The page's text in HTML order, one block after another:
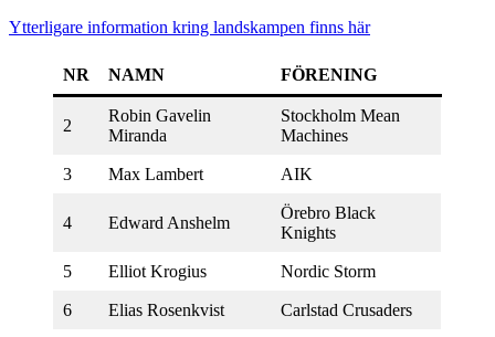
Ytterligare information kring landskampen finns här
NR NAMN FÖRENING
2
Robin Gavelin
Miranda
Stockholm Mean
Machines
3 Max Lambert AIK
4 Edward Anshelm
Örebro Black
Knights
5 Elliot Krogius Nordic Storm
6 Elias Rosenkvist Carlstad Crusaders